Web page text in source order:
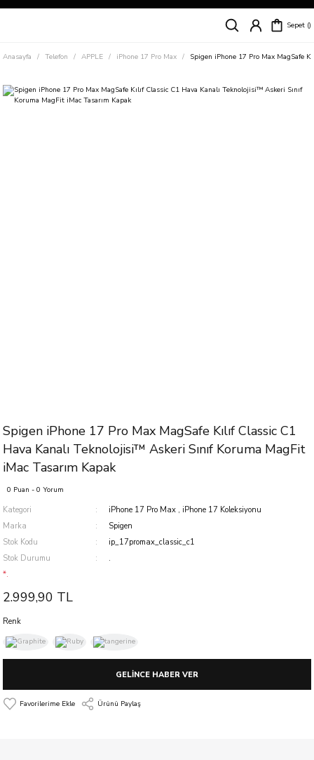
Siparişleriniz
Süper İndirimli Fiyatlar
Sepet
Anasayfa Telefon APPLE iPhone 17 Pro Max Spigen iPhone 17 Pro Max MagSafe
Spigen iPhone 17 Pro Max MagSafe Kılıf Classic C1
Hava Kanalı Teknolojisi™ Askeri Sınıf Koruma MagFit
iMac Tasarım Kapak
0 Puan - 0 Yorum
Kategori iPhone 17 Pro Max , iPhone 17 Koleksiyonu
Marka
Spigen
Stok Kodu
ip_17promax_classic_c1
Stok Durumu
.
*.
2.999,90 TL
Renk
GELİNCE HABER VER
Ürünü Paylaş